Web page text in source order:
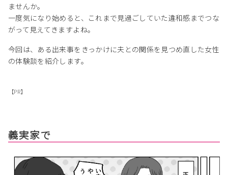
ませんか。
一度気になり始めると、これまで見過ごしていた違和感までつな
がって見えてきますよね。
今回は、ある出来事をきっかけに夫との関係を見つめ直した女性
の体験談を紹介します。
【PR】
義実家で